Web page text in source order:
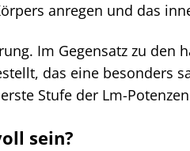
anregen und das
Im Gegensatz zu den
das eine besonders
Stufe der Lm-
sein?